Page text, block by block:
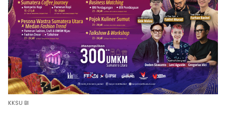
KKSU BI